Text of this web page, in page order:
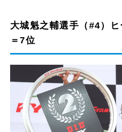
大城魁之輔選手（#4）
＝7位